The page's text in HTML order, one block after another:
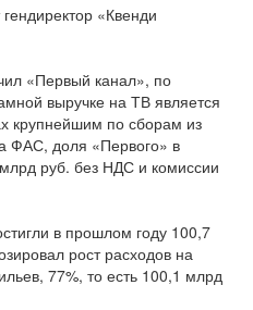
«Квенди
«Первый канал», по
выручке на ТВ является
крупнейшим по сборам из
ФАС, доля «Первого» в
руб. без НДС и комиссии
в прошлом году 100,7
рост расходов на
77%, то есть 100,1 млрд